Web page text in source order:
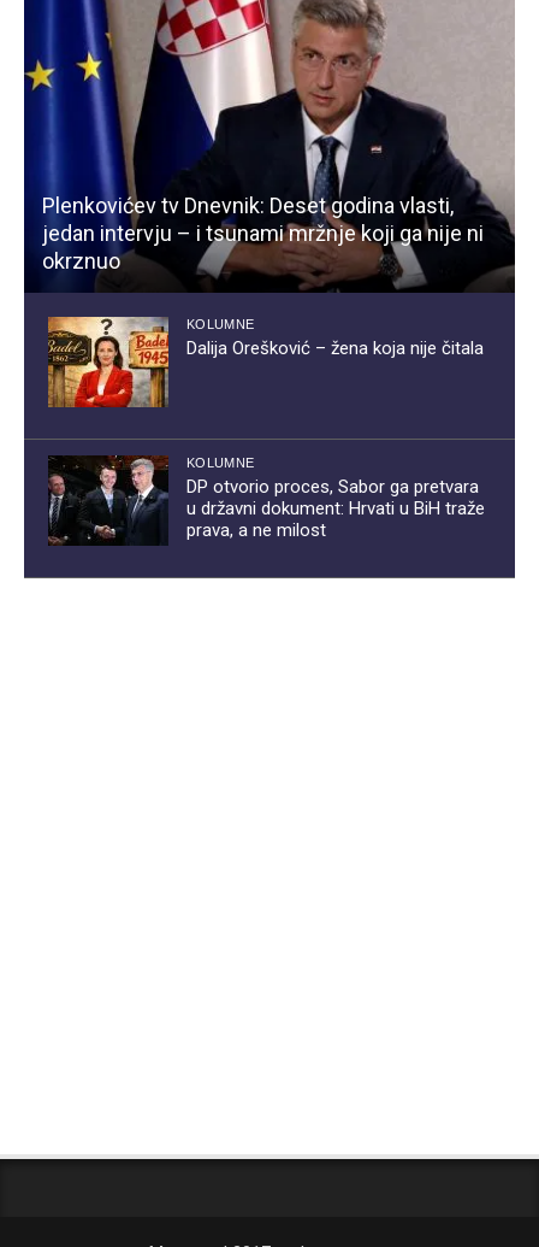
Plenkovićev tv Dnevnik: Deset godina vlasti,
jedan intervju – i tsunami mržnje koji ga nije ni
okrznuo
KOLUMNE
Dalija Orešković – žena koja nije čitala
KOLUMNE
DP otvorio proces, Sabor ga pretvara
u državni dokument: Hrvati u BiH traže
prava, a ne milost